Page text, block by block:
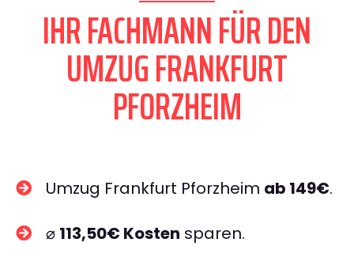
IHR FACHMANN FÜR DEN
UMZUG FRANKFURT
PFORZHEIM
Umzug Frankfurt Pforzheim ab 149€.
⌀ 113,50€ Kosten sparen.